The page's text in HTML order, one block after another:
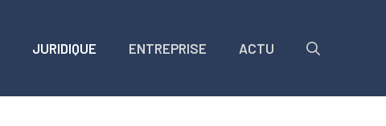
JURIDIQUE ENTREPRISE ACTU